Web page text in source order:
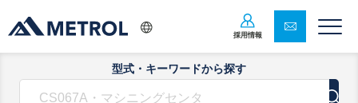
採用情報
型式・キーワードから探す